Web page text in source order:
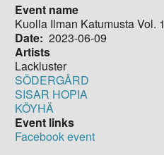
Event name
Kuolla Ilman Katumusta Vol. 1
Date 2023-06-09
Artists
Lackluster
SÖDERGÅRD
SISAR HOPIA
KÖYHÄ
Event links
Facebook event